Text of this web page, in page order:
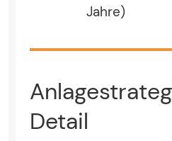
Jahre)
Detail